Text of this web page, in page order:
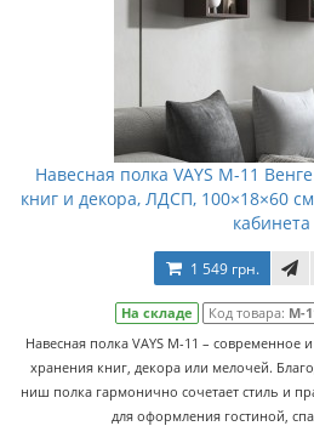
Навесная полка VAYS M-11
книг и декора, ЛДСП, 100×18×60
кабинета
1 549 грн.
На складе Код товара: M-
Навесная полка VAYS M-11 –
хранения книг, декора или мелочей.
ниш полка гармонично сочетает стиль и
для оформления гостиной,